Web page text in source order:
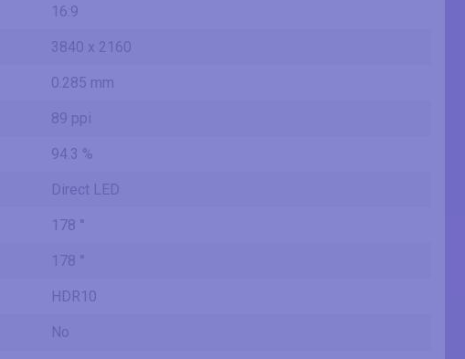
16:9
3840 x 2160
0.285 mm
89 ppi
94.3 %
Direct LED
178 °
178 °
HDR10
No